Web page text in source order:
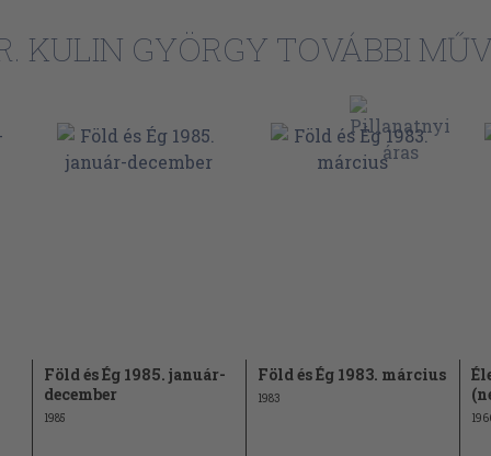
24
Galilei-nek
KULIN GYÖRGY TOVÁBBI
Föld és Ég 1985. január-
december
1985
Föld és Ég 1983. március
1983